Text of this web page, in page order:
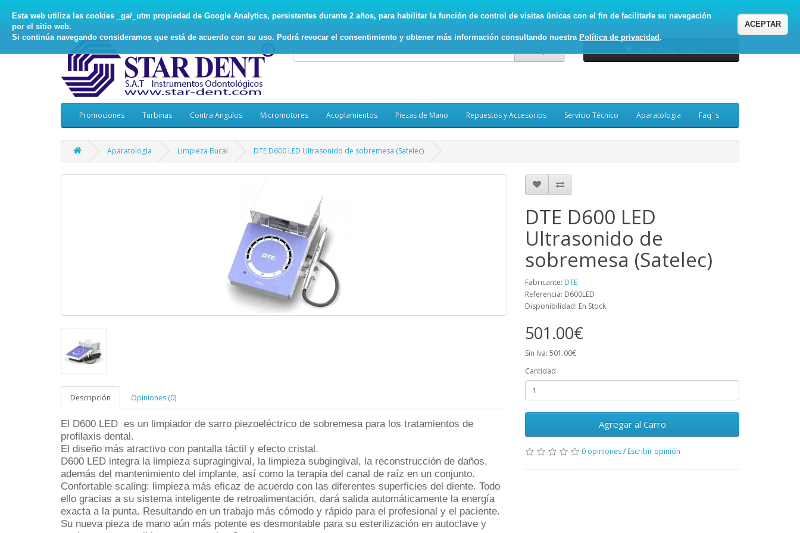
Esta web utiliza las cookies _ga/_utm propiedad de Google Analytics, persistentes durante 2 años, para habilitar la función de control de visitas únicas con el fin de facilitarle su navegación
por el sitio web.
Si continúa navegando consideramos que está de acuerdo con su uso. Podrá revocar el consentimiento y obtener más información consultando nuestra Política de privacidad.
ACEPTAR
93.017.5078 Mi Cuenta Favoritos (0) Carro de Compras
Promociones Turbinas Contra Angulos Micromotores Acoplamientos Piezas de Mano Repuestos y Accesorios Servicio Técnico Aparatologia Faq¨s
Aparatologia Limpieza Bucal DTE D600 LED Ultrasonido de sobremesa (Satelec)
Descripción Opiniones (0)
El D600 LED es un limpiador de sarro piezoeléctrico de sobremesa para los tratamientos de
profilaxis dental.
El diseño más atractivo con pantalla táctil y efecto cristal.
D600 LED integra la limpieza supragingival, la limpieza subgingival, la reconstrucción de daños,
además del mantenimiento del implante, así como la terapia del canal de raíz en un conjunto.
Confortable scaling: limpieza más eficaz de acuerdo con las diferentes superficies del diente. Todo
ello gracias a su sistema inteligente de retroalimentación, dará salida automáticamente la energía
exacta a la punta. Resultando en un trabajo más cómodo y rápido para el profesional y el paciente.
Su nueva pieza de mano aún más potente es desmontable para su esterilización en autoclave y
DTE D600 LED
Ultrasonido de
sobremesa (Satelec)
Fabricante: DTE
Referencia: D600LED
Disponibilidad: En Stock
501.00€
Sin Iva: 501.00€
Cantidad
Agregar al Carro
0 opiniones/ Escribir opinión